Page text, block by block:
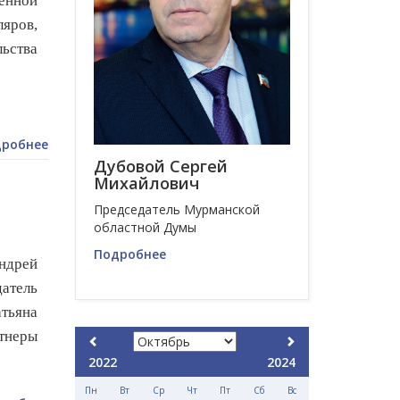
Дубовой Сергей
Михайлович
Председатель Мурманской
областной Думы
Подробнее
2022 2024
Пн Вт Ср Чт Пт Сб Вс